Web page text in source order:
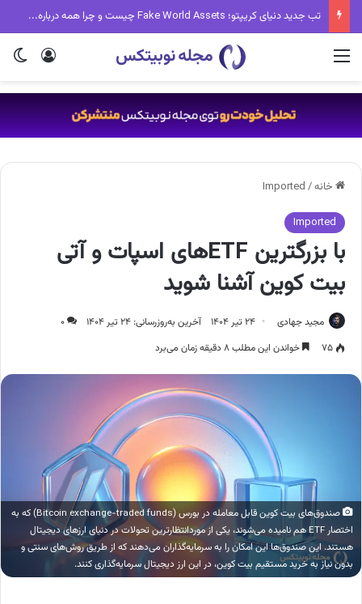
زنگ خطر برای بازار؟ ترامپ مدیا و Strategy میلیون‌ها دلار بیت کوین را جابه‌جا کردند
ورود منو
خانه/
Imported
Imported
با بزرگترین ETFهای اسپات و آتی
بیت کوین آشنا شوید
مجید جهادی ۲۴ تیر ۱۴۰۴ آخرین به‌روزرسانی: ۲۴ تیر ۱۴۰۴
۰
۷۵
خواندن این مطلب ۸ دقیقه زمان می‌برد
صندوق‌های بیت کوین قابل معامله در بورس (Bitcoin exchange-traded funds) که به
اختصار ETF هم نامیده می‌شوند، یکی از موردانتظارترین تحولات در دنیای ارزهای دیجیتال
هستند. این صندوق‌ها این امکان را به سرمایه‌گذاران می‌دهند که از طریق روش‌های سنتی و
بدون نیاز به خرید مستقیم بیت کوین، در این ارز دیجیتال سرمایه‌گذاری کنند.